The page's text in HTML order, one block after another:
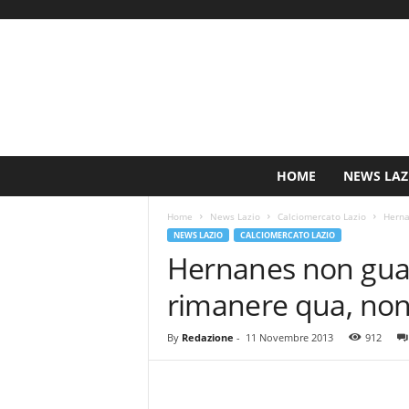
HOME NEWS
Home News Lazio Calciomercato Lazio
NEWS LAZIO CALCIOMERCATO LAZIO
Hernanes non
rimanere qua,
By Redazione - 11 Novembre 2013 912